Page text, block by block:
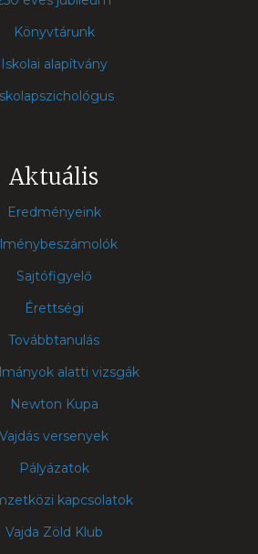
Könyvtárunk
Iskolai alapítvány
Aktuális
Eredményeink
Sajtófigyelő
Érettségi
Továbbtanulás
alatti vizsgák
Newton Kupa
Vajdás versenyek
Pályázatok
kapcsolatok
Vajda Zöld Klub